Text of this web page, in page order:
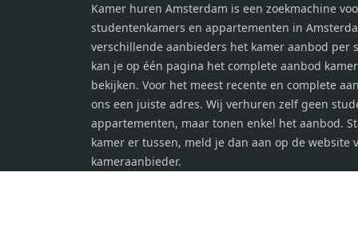
Zaandam, bevindt de woning zich
op een perfecte locatie. Winkels,
openbaar vervoer en uitvalswegen
naar Amsterdam zijn allemaal
binnen handbereik. Bovendien
geniet je hier van de unieke
combinatie van stedelijke
voorzieningen en de ontspanning
van een serene woonomgeving. Ben
op
naar
van
Kamer huren Amsterdam is een zoekmachine
studentenkamers en appartementen in
verschillende aanbieders het kamer aanbod per
kan je op één pagina het complete aanbod
bekijken. Voor het meest recente en complete
ons een juiste adres. Wij verhuren zelf geen
appartementen, maar tonen enkel het aanbod.
kamer er tussen, meld je dan aan op de website
kameraanbieder.